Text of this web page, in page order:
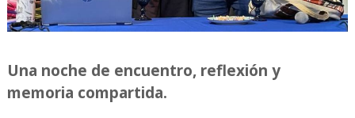
Una noche de encuentro, reflexión y
memoria compartida.